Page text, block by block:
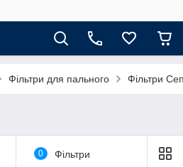
Фільтри для пального Фільтри
0 Фільтри